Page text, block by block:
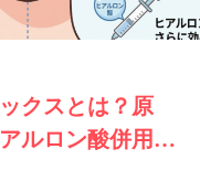
クスとは？原
ルロン酸併用に